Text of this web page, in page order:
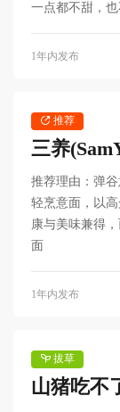
一点都不甜，
1年内发布
推荐
三养
推荐理由：弹
轻烹意面，以
康与美味兼得
面
1年内发布
拔草
山猪吃不